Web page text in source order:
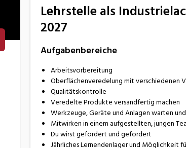
Lehrstelle als
2027
Aufgabenbereiche
Arbeitsvorbereitung
Oberflächenveredelung mit verschiedenen
Qualitätskontrolle
Veredelte Produkte versandfertig machen
Werkzeuge, Geräte und Anlagen warten
Mitwirken in einem aufgestellten, jungen
Du wirst gefördert und gefordert
Jährliches Lernendenlager und Möglichkeit